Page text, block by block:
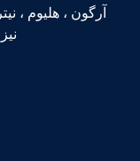
آرگون ، هلیوم ،